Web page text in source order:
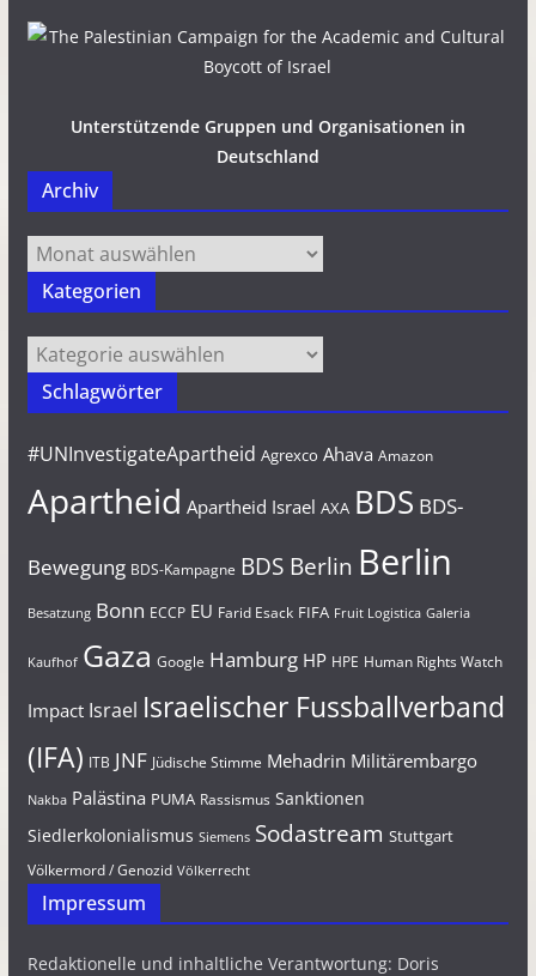
Unterstützende Gruppen und Organisationen in
Deutschland
Archiv
Archiv
Kategorien
Kategorien
Schlagwörter
#UNInvestigateApartheid Agrexco Ahava Amazon
Apartheid Apartheid Israel AXA BDS BDS-
Bewegung BDS-Kampagne BDS Berlin Berlin
Besatzung Bonn ECCP EU Farid Esack FIFA Fruit Logistica Galeria
Kaufhof Gaza Google Hamburg HP HPE Human Rights Watch
Impact Israel Israelischer Fussballverband
(IFA) ITB JNF Jüdische Stimme Mehadrin Militärembargo
Nakba Palästina PUMA Rassismus Sanktionen
Siedlerkolonialismus Siemens Sodastream Stuttgart
Völkermord / Genozid Völkerrecht
Impressum
Redaktionelle und inhaltliche Verantwortung: Doris